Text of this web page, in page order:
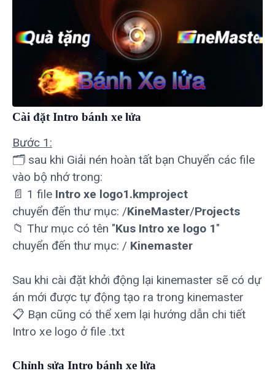
Cài đặt Intro bánh xe lửa
Bước 1:
🗂 sau khi Giải nén hoàn tất bạn Chuyển các file
vào bộ nhớ trong:
📄 1 file Intro xe logo1.kmproject
chuyển đến thư mục: /KineMaster/Projects
📁 Thư mục có tên "Kus Intro xe logo 1"
chuyển đến thư mục: / Kinemaster
Sau khi cài đặt khởi động lại kinemaster sẽ có dự
án mới được tự động tạo ra trong kinemaster
📋 Bạn cũng có thể xem lại hướng dẫn chi tiết
Intro xe logo ở file .txt
Chỉnh sửa Intro bánh xe lửa